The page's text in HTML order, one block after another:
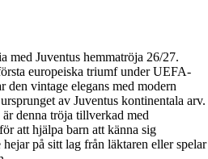
med Juventus hemmatröja 26/27.
europeiska triumf under UEFA-
den vintage elegans med modern
av Juventus kontinentala arv.
denna tröja tillverkad med
att hjälpa barn att känna sig
på sitt lag från läktaren eller spelar